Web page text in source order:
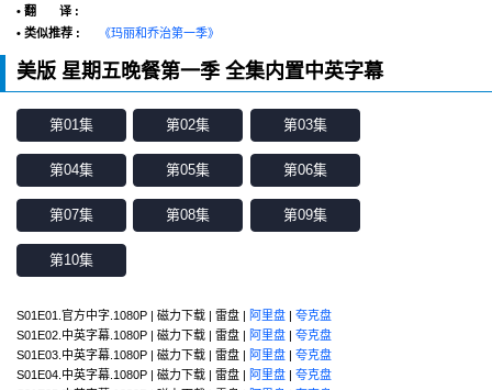
• 翻 译 :
• 类似推荐 :
《玛丽和乔治第一季》
美版 星期五晚餐第一季 全集内置中英字幕
第01集 第02集 第03集
第04集 第05集 第06集
第07集 第08集 第09集
第10集
S01E01.官方中字.1080P | 磁力下载 | 雷盘 | 阿里盘 | 夸克盘
S01E02.中英字幕.1080P | 磁力下载 | 雷盘 | 阿里盘 | 夸克盘
S01E03.中英字幕.1080P | 磁力下载 | 雷盘 | 阿里盘 | 夸克盘
S01E04.中英字幕.1080P | 磁力下载 | 雷盘 | 阿里盘 | 夸克盘